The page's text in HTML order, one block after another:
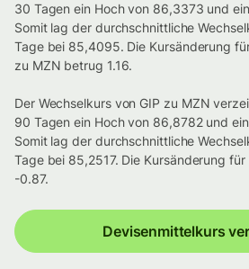
30 Tagen ein Hoch von 86,3373 und
Somit lag der durchschnittliche
Tage bei 85,4095. Die Kursänderung
zu MZN betrug 1.16.
Der Wechselkurs von GIP zu MZN
90 Tagen ein Hoch von 86,8782 und
Somit lag der durchschnittliche
Tage bei 85,2517. Die Kursänderung
-0.87.
Devisenmittelkurs